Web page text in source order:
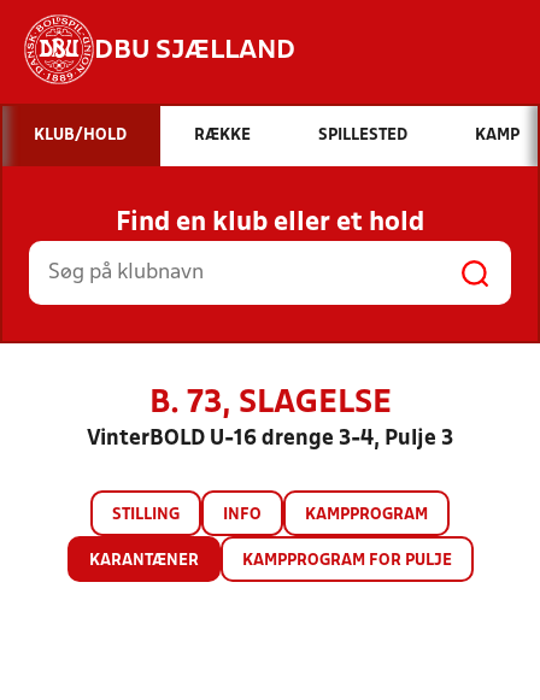
DBU SJÆLLAND
Hvad vil du søge efter?
INDHOLD OG NYHEDER
STILLINGER, RESULTATER, KLUBBER OG
HOLD
KLUB/HOLD RÆKKE SPILLESTED KAMP
Find en klub eller et hold
B. 73, SLAGELSE
VinterBOLD U-16 drenge 3-4, Pulje 3
STILLING INFO KAMPPROGRAM
KARANTÆNER KAMPPROGRAM FOR PULJE